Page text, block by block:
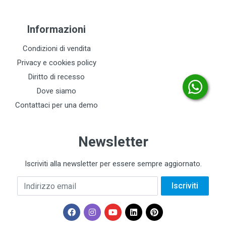
Informazioni
Condizioni di vendita
Privacy e cookies policy
Diritto di recesso
Dove siamo
Contattaci per una demo
Newsletter
Iscriviti alla newsletter per essere sempre aggiornato.
Indirizzo email Iscriviti